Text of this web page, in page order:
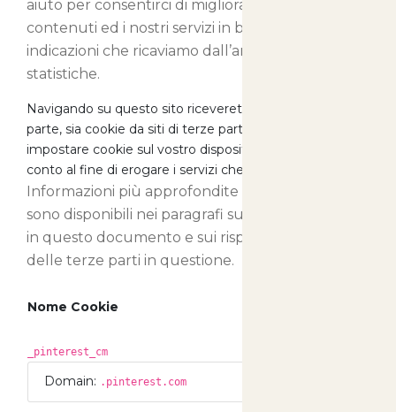
aiuto per consentirci di migliorare i nostri
contenuti ed i nostri servizi in base alle
indicazioni che ricaviamo dall’analisi delle
statistiche.
Navigando su questo sito riceverete sia cookie di prima
parte, sia cookie da siti di terze parti, i quali potranno
impostare cookie sul vostro dispositivo per nostro
conto al fine di erogare i servizi che stanno fornendo.
Informazioni più approfondite su questi cookie
sono disponibili nei paragrafi successivi presenti
in questo documento e sui rispettivi siti internet
delle terze parti in questione.
Nome Cookie
_pinterest_cm
Domain: .pinterest.com